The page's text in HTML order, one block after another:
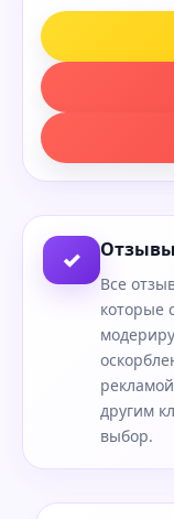
✓
Все
которые
другим
выбор.